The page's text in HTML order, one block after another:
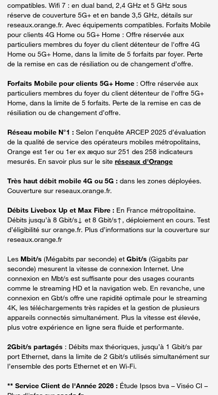
compatibles. Wifi 7 : en dual band, 2,4 GHz et 5 GHz sous
réserve de couverture 5G+ et en bande 3,5 GHz, détails sur
reseaux.orange.fr. Avec équipements compatibles. Forfaits Mobile
pour clients 4G Home ou 5G+ Home : Offre réservée aux
particuliers membres du foyer du client détenteur de l'offre 4G
Home ou 5G+ Home, dans la limite de 5 forfaits par foyer. Perte
de la remise en cas de résiliation ou de changement d’offre.
Forfaits Mobile pour clients 5G+ Home : Offre réservée aux
particuliers membres du foyer du client détenteur de l'offre 5G+
Home, dans la limite de 5 forfaits. Perte de la remise en cas de
résiliation ou de changement d’offre.
Réseau mobile N°1 : Selon l’enquête ARCEP 2025 d’évaluation
de la qualité de service des opérateurs mobiles métropolitains,
Orange est 1er ou 1er ex æquo sur 251 des 258 indicateurs
mesurés. En savoir plus sur le site réseaux d'Orange
Très haut débit mobile 4G ou 5G : dans les zones déployées.
Couverture sur reseaux.orange.fr.
Débits Livebox Up et Max Fibre : En France métropolitaine.
Débits jusqu’à 8 Gbit/s↓ et 8 Gbit/s↑, déploiement en cours. Test
d’éligibilité sur orange.fr. Plus d’informations sur la couverture sur
reseaux.orange.fr
Les Mbit/s (Mégabits par seconde) et Gbit/s (Gigabits par
seconde) mesurent la vitesse de connexion Internet. Une
connexion en Mbt/s est suffisante pour des usages courants
comme le streaming HD et la navigation web. En revanche, une
connexion en Gbt/s offre une rapidité optimale pour le streaming
4K, les téléchargements très rapides et la gestion de plusieurs
appareils connectés simultanément. Plus la vitesse est élevée,
plus votre expérience en ligne sera fluide et performante.
2Gbit/s partagés : Débits max théoriques, jusqu’à 1 Gbit/s par
port Ethernet, dans la limite de 2 Gbit/s utilisés simultanément sur
l’ensemble des ports Ethernet et en Wi-Fi.
** Service Client de l'Année 2026 : Étude Ipsos bva – Viséo CI –